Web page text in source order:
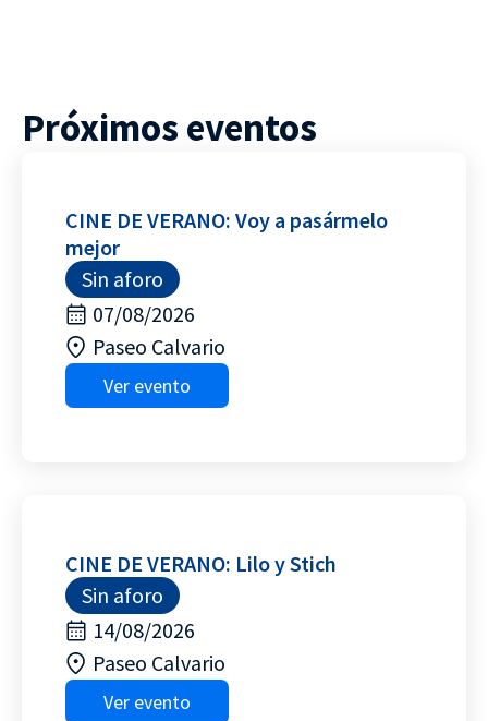
Próximos eventos
CINE DE VERANO: Voy a pasármelo
mejor
Sin aforo
07/08/2026
Paseo Calvario
Ver evento
CINE DE VERANO: Lilo y Stich
Sin aforo
14/08/2026
Paseo Calvario
Ver evento